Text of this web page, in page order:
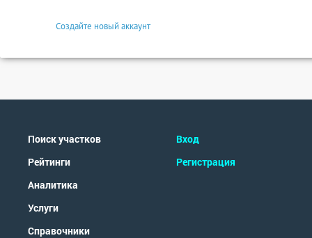
Создайте новый аккаунт
Поиск участков
Рейтинги
Аналитика
Услуги
Справочники
Вход
Регистрация